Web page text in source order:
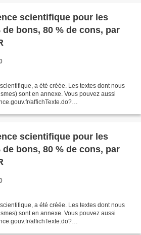
scientifique pour les
bons, 80 % de cons, par
a été créée. Les textes dont nous
sont en annexe. Vous pouvez aussi
affichTexte.do?
scientifique pour les
bons, 80 % de cons, par
a été créée. Les textes dont nous
sont en annexe. Vous pouvez aussi
affichTexte.do?